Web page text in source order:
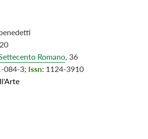
Romano, 36
084-3; Issn: 1124-3910